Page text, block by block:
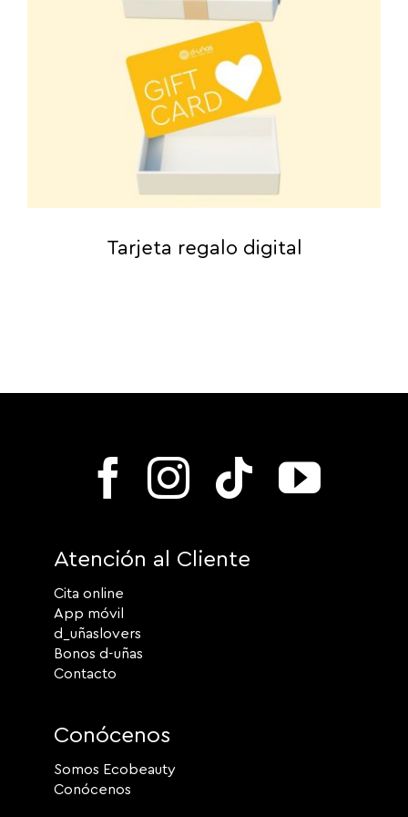
Tarjeta regalo digital
Atención al Cliente
Cita online
App móvil
d_uñaslovers
Bonos d-uñas
Contacto
Conócenos
Somos Ecobeauty
Conócenos